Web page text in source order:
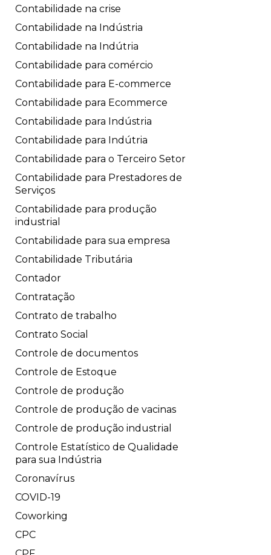
Contabilidade na crise
Contabilidade na Indústria
Contabilidade na Indútria
Contabilidade para comércio
Contabilidade para E-commerce
Contabilidade para Ecommerce
Contabilidade para Indústria
Contabilidade para Indútria
Contabilidade para o Terceiro Setor
Contabilidade para Prestadores de
Serviços
Contabilidade para produção
industrial
Contabilidade para sua empresa
Contabilidade Tributária
Contador
Contratação
Contrato de trabalho
Contrato Social
Controle de documentos
Controle de Estoque
Controle de produção
Controle de produção de vacinas
Controle de produção industrial
Controle Estatístico de Qualidade
para sua Indústria
Coronavírus
COVID-19
Coworking
CPC